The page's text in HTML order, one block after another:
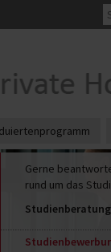
Gerne
rund um das